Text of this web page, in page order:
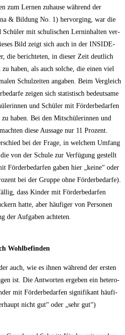
zum Ler­nen zuhau­se wäh­rend der
& Bil­dung No. 1) her­vor­ging, war die
Schü­ler mit schu­li­schen Lern­in­hal­ten ver­
Bild zeigt sich auch in der INSI­DE-
die berich­te­ten, in die­ser Zeit deut­lich
haben, als auch sol­che, die einen viel
Schul­zei­ten anga­ben. Beim Ver­gleich
zei­gen sich sta­tis­tisch bedeut­sa­me
und Schü­ler mit För­der­be­dar­fen
haben. Bei den Mit­schü­le­rin­nen und
die­se Aus­sa­ge nur 11 Pro­zent.
bei der Fra­ge, in wel­chem Umfang
von der Schu­le zur Ver­fü­gung gestellt
För­der­be­dar­fen gaben hier „kei­ne“ oder
bei der Grup­pe ohne För­der­be­dar­fe).
dass Kin­der mit För­der­be­dar­fen
hat­te, aber häu­fi­ger von Per­so­nen
der Auf­ga­ben achteten.
Wohlbefinden
auch, wie es ihnen wäh­rend der ers­ten
ist. Die Ant­wor­ten erge­ben ein hete­ro­
mit För­der­be­dar­fen signi­fi­kant häu­fi­
nicht gut“ oder „sehr gut“)